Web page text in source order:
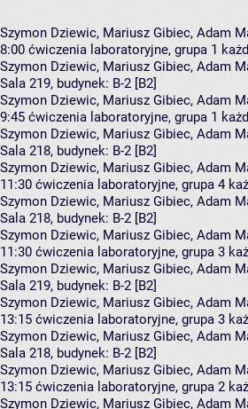
Szymon Dziewic, Mariusz Gibiec, Adam
8:00 ćwiczenia laboratoryjne, grupa 1
Szymon Dziewic, Mariusz Gibiec, Adam
Sala 219, budynek: B-2 [B2]
Szymon Dziewic, Mariusz Gibiec, Adam
9:45 ćwiczenia laboratoryjne, grupa 1
Szymon Dziewic, Mariusz Gibiec, Adam
Sala 218, budynek: B-2 [B2]
Szymon Dziewic, Mariusz Gibiec, Adam
11:30 ćwiczenia laboratoryjne, grupa 4
Szymon Dziewic, Mariusz Gibiec, Adam
Sala 218, budynek: B-2 [B2]
Szymon Dziewic, Mariusz Gibiec, Adam
11:30 ćwiczenia laboratoryjne, grupa 3
Szymon Dziewic, Mariusz Gibiec, Adam
Sala 219, budynek: B-2 [B2]
Szymon Dziewic, Mariusz Gibiec, Adam
13:15 ćwiczenia laboratoryjne, grupa 3
Szymon Dziewic, Mariusz Gibiec, Adam
Sala 218, budynek: B-2 [B2]
Szymon Dziewic, Mariusz Gibiec, Adam
13:15 ćwiczenia laboratoryjne, grupa 2
Szymon Dziewic, Mariusz Gibiec, Adam